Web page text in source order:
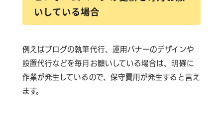
いしている場合
例えばブログの執筆代行、運用バナーのデザインや
設置代行などを毎月お願いしている場合は、明確に
作業が発生しているので、保守費用が発生すると言え
ます。